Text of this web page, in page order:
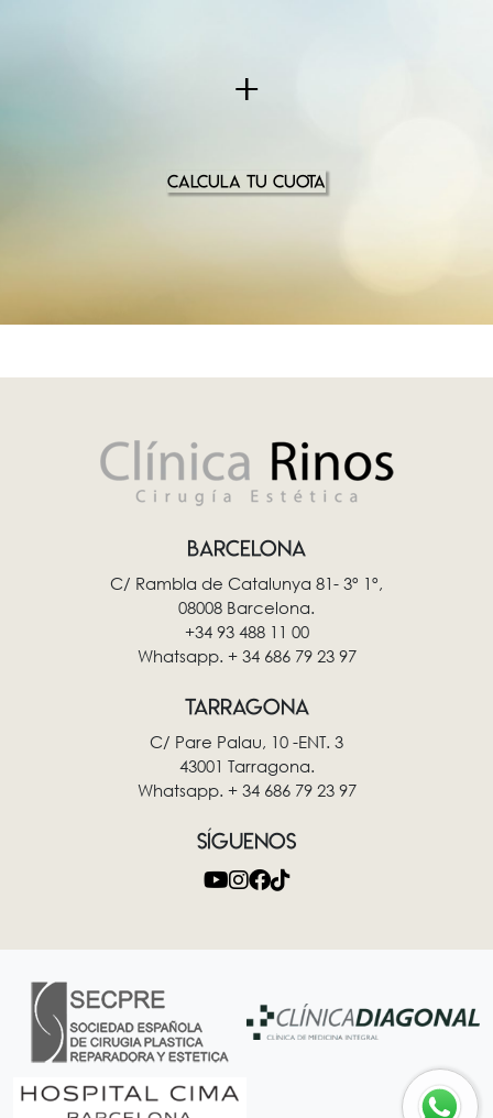
+
CALCULA TU CUOTA
BARCELONA
C/ Rambla de Catalunya 81- 3º 1º,
08008 Barcelona.
+34 93 488 11 00
Whatsapp. + 34 686 79 23 97
TARRAGONA
C/ Pare Palau, 10 -ENT. 3
43001 Tarragona.
Whatsapp. + 34 686 79 23 97
SÍGUENOS